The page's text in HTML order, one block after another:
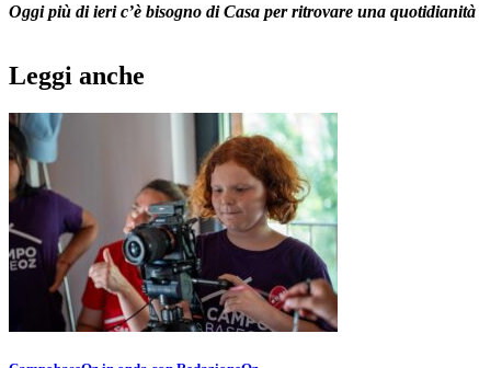
Oggi più di ieri c’è bisogno di Casa per ritrovare una quotidianità
Leggi anche